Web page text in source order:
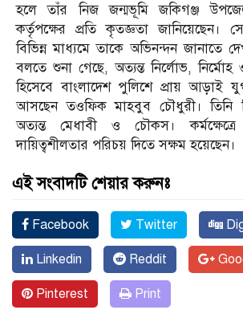
হলে তাঁর নিজ জন্মভূমি জকিগঞ্জ
কর্তৃপক্ষের প্রতি কৃতজ্ঞতা জানিয়েছেন।
বিভিন্ন মাধ্যমে তাকে অভিনন্দন জানাতে
বলতে শুনা গেছে, অত্যন্ত নির্লোভ,
হিসেবে বাংলাদেশ পুলিশে প্রায় আড়াই
আসছেন তওফিক মাহবুব চৌধুরী। তিনি
অত্যন্ত মেধাবী ও চৌকস।
দায়িত্বশীলতার পরিচয় দিতে সক্ষম হয়েছেন।
এই সংবাদটি শেয়ার করুনঃ
Facebook Twitter
Linkedin Reddit
Pinterest Print